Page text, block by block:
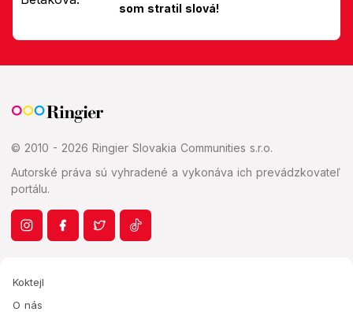
som stratil slová!
© 2010 - 2026 Ringier Slovakia Communities s.r.o.
Autorské práva sú vyhradené a vykonáva ich prevádzkovateľ
portálu.
Koktejl
O nás